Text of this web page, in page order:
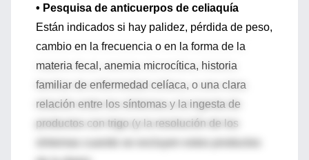
• Pesquisa de anticuerpos de celiaquía
Están indicados si hay palidez, pérdida de peso,
cambio en la frecuencia o en la forma de la
materia fecal, anemia microcítica, historia
familiar de enfermedad celíaca, o una clara
relación entre los síntomas y la ingesta de
productos con trigo (y la resolución de los